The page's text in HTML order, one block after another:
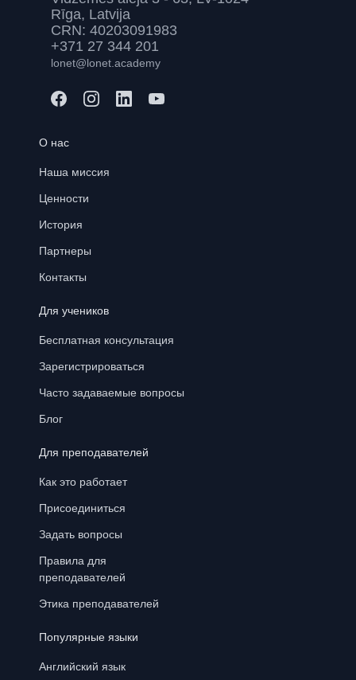
Rīga, Latvija
CRN: 40203091983
+371 27 344 201
lonet@lonet.academy
О нас
Наша миссия
Ценности
История
Партнеры
Контакты
Для учеников
Бесплатная консультация
Зарегистрироваться
Часто задаваемые вопросы
Блог
Для преподавателей
Как это работает
Присоединиться
Задать вопросы
Правила для
преподавателей
Этика преподавателей
Популярные языки
Английский язык